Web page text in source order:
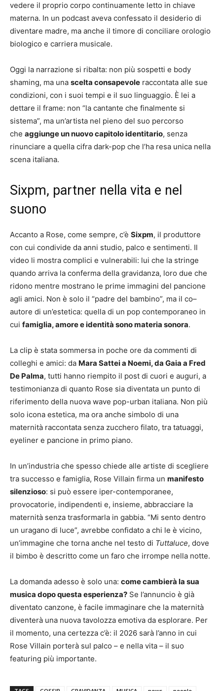
vedere il proprio corpo continuamente letto in chiave
materna. In un podcast aveva confessato il desiderio di
diventare madre, ma anche il timore di conciliare orologio
biologico e carriera musicale.
Oggi la narrazione si ribalta: non più sospetti e body
shaming, ma una scelta consapevole raccontata alle sue
condizioni, con i suoi tempi e il suo linguaggio. È lei a
dettare il frame: non “la cantante che finalmente si
sistema”, ma un’artista nel pieno del suo percorso
che aggiunge un nuovo capitolo identitario, senza
rinunciare a quella cifra dark-pop che l’ha resa unica nella
scena italiana.
Sixpm, partner nella vita e nel
suono
Accanto a Rose, come sempre, c’è Sixpm, il produttore
con cui condivide da anni studio, palco e sentimenti. Il
video li mostra complici e vulnerabili: lui che la stringe
quando arriva la conferma della gravidanza, loro due che
ridono mentre mostrano le prime immagini del pancione
agli amici. Non è solo il “padre del bambino”, ma il co–
autore di un’estetica: quella di un pop contemporaneo in
cui famiglia, amore e identità sono materia sonora.
La clip è stata sommersa in poche ore da commenti di
colleghi e amici: da Mara Sattei a Noemi, da Gaia a Fred
De Palma, tutti hanno riempito il post di cuori e auguri, a
testimonianza di quanto Rose sia diventata un punto di
riferimento della nuova wave pop-urban italiana. Non più
solo icona estetica, ma ora anche simbolo di una
maternità raccontata senza zucchero filato, tra tatuaggi,
eyeliner e pancione in primo piano.
In un’industria che spesso chiede alle artiste di scegliere
tra successo e famiglia, Rose Villain firma un manifesto
silenzioso: si può essere iper-contemporanee,
provocatorie, indipendenti e, insieme, abbracciare la
maternità senza trasformarla in gabbia. “Mi sento dentro
un uragano di luce”, avrebbe confidato a chi le è vicino,
un’immagine che torna anche nel testo di Tuttaluce, dove
il bimbo è descritto come un faro che irrompe nella notte.
La domanda adesso è solo una: come cambierà la sua
musica dopo questa esperienza? Se l’annuncio è già
diventato canzone, è facile immaginare che la maternità
diventerà una nuova tavolozza emotiva da esplorare. Per
il momento, una certezza c’è: il 2026 sarà l’anno in cui
Rose Villain porterà sul palco – e nella vita – il suo
featuring più importante.